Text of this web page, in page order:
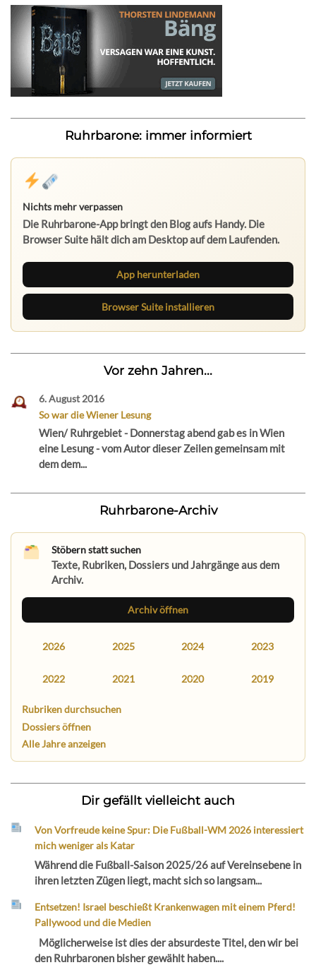
Ruhrbarone: immer informiert
Nichts mehr verpassen
Die Ruhrbarone-App bringt den Blog aufs Handy. Die
Browser Suite hält dich am Desktop auf dem Laufenden.
App herunterladen
Browser Suite installieren
Vor zehn Jahren...
6. August 2016
So war die Wiener Lesung
Wien/ Ruhrgebiet - Donnerstag abend gab es in Wien
eine Lesung - vom Autor dieser Zeilen gemeinsam mit
dem dem...
Ruhrbarone-Archiv
Stöbern statt suchen
Texte, Rubriken, Dossiers und Jahrgänge aus dem
Archiv.
Archiv öffnen
2026 2025 2024 2023
2022 2021 2020 2019
Rubriken durchsuchen
Dossiers öffnen
Alle Jahre anzeigen
Dir gefällt vielleicht auch
Von Vorfreude keine Spur: Die Fußball-WM 2026 interessiert
mich weniger als Katar
Während die Fußball-Saison 2025/26 auf Vereinsebene in
ihren letzten Zügen liegt, macht sich so langsam...
Entsetzen! Israel beschießt Krankenwagen mit einem Pferd!
Pallywood und die Medien
Möglicherweise ist dies der absurdeste Titel, den wir bei
den Ruhrbaronen bisher gewählt haben....